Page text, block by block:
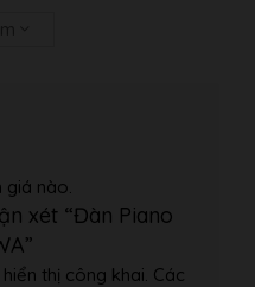
giá nào.
xét “Đàn Piano
thị công khai. Các